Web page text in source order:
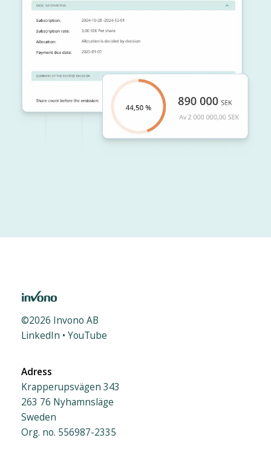
©2026 Invono AB
LinkedIn • YouTube
Adress
Krapperupsvägen 343
263 76 Nyhamnsläge
Sweden
Org. no. 556987-2335